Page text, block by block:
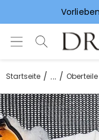
Startseite ... Oberteile